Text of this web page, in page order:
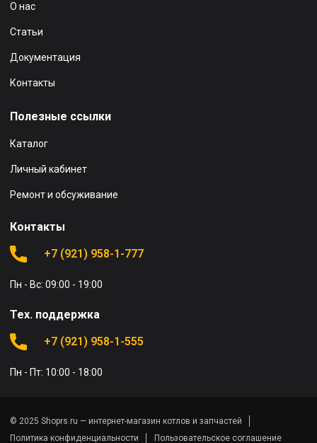
О нас
Статьи
Документация
Контакты
Полезные ссылки
Каталог
Личный кабинет
Ремонт и обсуживание
Контакты
+7 (921) 958-1-777
Пн - Вс: 09:00 - 19:00
Тех. поддержка
+7 (921) 958-1-555
Пн - Пт: 10:00 - 18:00
© 2025 Shoprs.ru — интернет-магазин котлов и запчастей
Политика конфиденциальности
Пользовательское соглашение